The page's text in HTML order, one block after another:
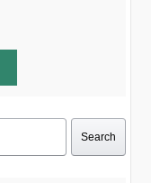
Search